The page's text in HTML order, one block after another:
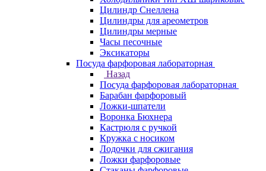
Цилиндр Снеллена
Цилиндры для ареометров
Цилиндры мерные
Часы песочные
Эксикаторы
Посуда фарфоровая лабораторная
Назад
Посуда фарфоровая лабораторная
Барабан фарфоровый
Ложки-шпатели
Воронка Бюхнера
Кастрюля с ручкой
Кружка с носиком
Лодочки для сжигания
Ложки фарфоровые